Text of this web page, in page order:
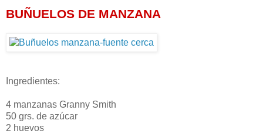
BUÑUELOS DE MANZANA
Ingredientes:
4 manzanas Granny Smith
50 grs. de azúcar
2 huevos